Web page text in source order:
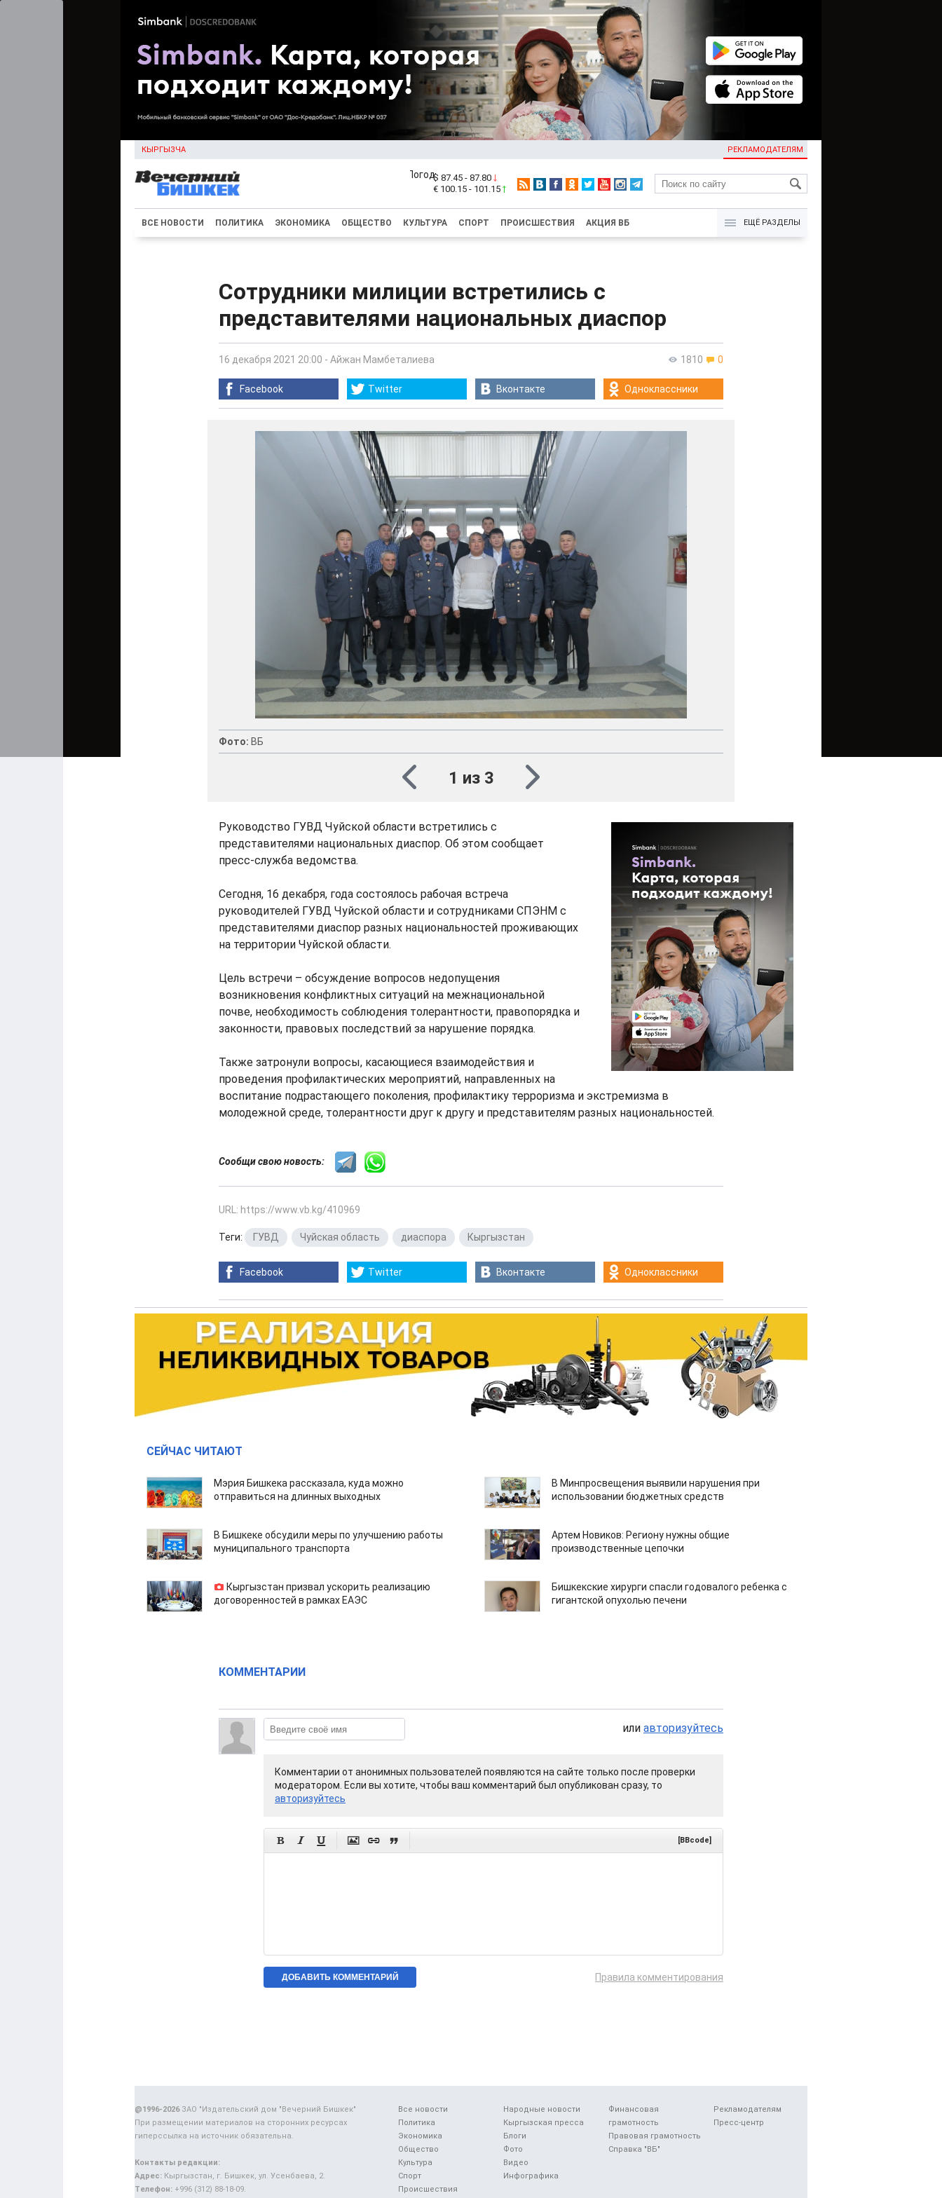
КЫРГЫЗЧА РЕКЛАМОДАТЕЛЯМ
KG
$ 87.45 - 87.80
€ 100.15 - 101.15
ВСЕ НОВОСТИ ПОЛИТИКА ЭКОНОМИКА ОБЩЕСТВО КУЛЬТУРА СПОРТ ПРОИСШЕСТВИЯ АКЦИЯ ВБ ЕЩЁ РАЗДЕЛЫ
Сотрудники милиции встретились с
представителями национальных диаспор
1810 0
16 декабря 2021 20:00 - Айжан Мамбеталиева
Facebook Twitter Вконтакте Одноклассники
Фото: ВБ
1 из 3
Руководство ГУВД Чуйской области встретились с
представителями национальных диаспор. Об этом сообщает
пресс-служба ведомства.
Сегодня, 16 декабря, года состоялось рабочая встреча
руководителей ГУВД Чуйской области и сотрудниками СПЭНМ с
представителями диаспор разных национальностей проживающих
на территории Чуйской области.
Цель встречи – обсуждение вопросов недопущения
возникновения конфликтных ситуаций на межнациональной
почве, необходимость соблюдения толерантности, правопорядка и
законности, правовых последствий за нарушение порядка.
Также затронули вопросы, касающиеся взаимодействия и
проведения профилактических мероприятий, направленных на
воспитание подрастающего поколения, профилактику терроризма и экстремизма в
молодежной среде, толерантности друг к другу и представителям разных национальностей.
Сообщи свою новость:
URL: https://www.vb.kg/410969
Теги: ГУВД Чуйская область диаспора Кыргызстан
Facebook Twitter Вконтакте Одноклассники
СЕЙЧАС ЧИТАЮТ
Мэрия Бишкека рассказала, куда можно
отправиться на длинных выходных
В Минпросвещения выявили нарушения при
использовании бюджетных средств
В Бишкеке обсудили меры по улучшению работы
муниципального транспорта
Артем Новиков: Региону нужны общие
производственные цепочки
Кыргызстан призвал ускорить реализацию
договоренностей в рамках ЕАЭС
Бишкекские хирурги спасли годовалого ребенка с
гигантской опухолью печени
КОММЕНТАРИИ
или авторизуйтесь
Комментарии от анонимных пользователей появляются на сайте только после проверки
модератором. Если вы хотите, чтобы ваш комментарий был опубликован сразу, то
авторизуйтесь
      [BBcode]
Правила комментирования
Все новости
Политика
Экономика
Общество
Культура
Спорт
Происшествия
Народные новости
Кыргызская пресса
Блоги
Фото
Видео
Инфографика
Финансовая
грамотность
Правовая грамотность
Справка "ВБ"
Рекламодателям
Пресс-центр
@1996-2026ЗАО "Издательский дом "Вечерний Бишкек"
При размещении материалов на сторонних ресурсах
гиперссылка на источник обязательна.
Контакты редакции:
Адрес: Кыргызстан, г. Бишкек, ул. Усенбаева, 2.
Телефон: +996 (312) 88-18-09.